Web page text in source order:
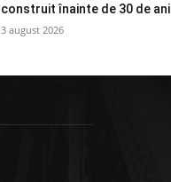
construit înainte de 30 de ani
3 august 2026